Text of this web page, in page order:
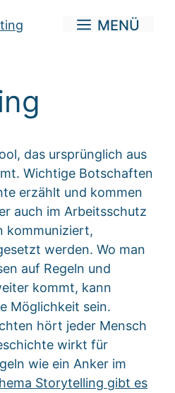
MENÜ
das ursprünglich aus
Wichtige Botschaften
erzählt und kommen
auch im Arbeitsschutz
kommuniziert,
werden. Wo man
auf Regeln und
kommt, kann
Möglichkeit sein.
hört jeder Mensch
wirkt für
wie ein Anker im
Storytelling gibt es